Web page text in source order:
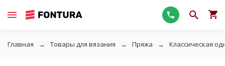
Главная Товары для вязания Пряжа Классическая